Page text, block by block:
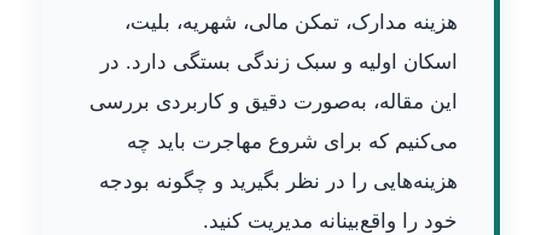
هزینه مدارک، تمکن مالی، شهریه، بلیت،
اسکان اولیه و سبک زندگی بستگی دارد. در
این مقاله، به‌صورت دقیق و کاربردی بررسی
می‌کنیم که برای شروع مهاجرت باید چه
هزینه‌هایی را در نظر بگیرید و چگونه بودجه
خود را واقع‌بینانه مدیریت کنید.